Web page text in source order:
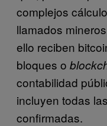
complejos
llamados
ello reciben
bloques o
contabilidad
incluyen todas
confirmadas.